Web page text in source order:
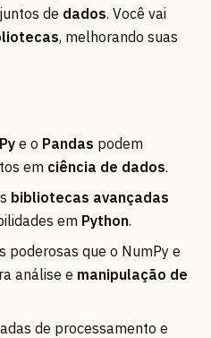
de dados. Você vai
, melhorando suas
e o Pandas podem
em ciência de dados.
bibliotecas avançadas
em Python.
poderosas que o NumPy e
análise e manipulação de
de processamento e